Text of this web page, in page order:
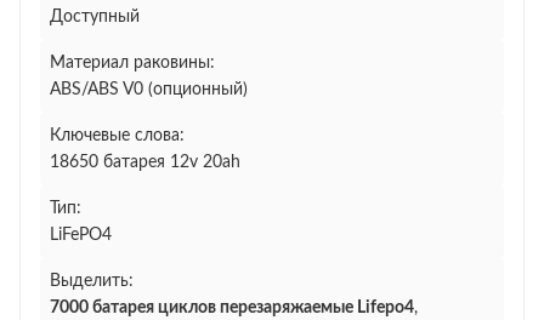
Доступный
Материал раковины:
ABS/ABS V0 (опционный)
Ключевые слова:
18650 батарея 12v 20ah
Тип:
LiFePO4
Выделить:
7000 батарея циклов перезаряжаемые Lifepo4,